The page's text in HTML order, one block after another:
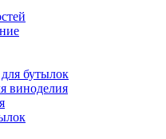
бутылок
виноделия